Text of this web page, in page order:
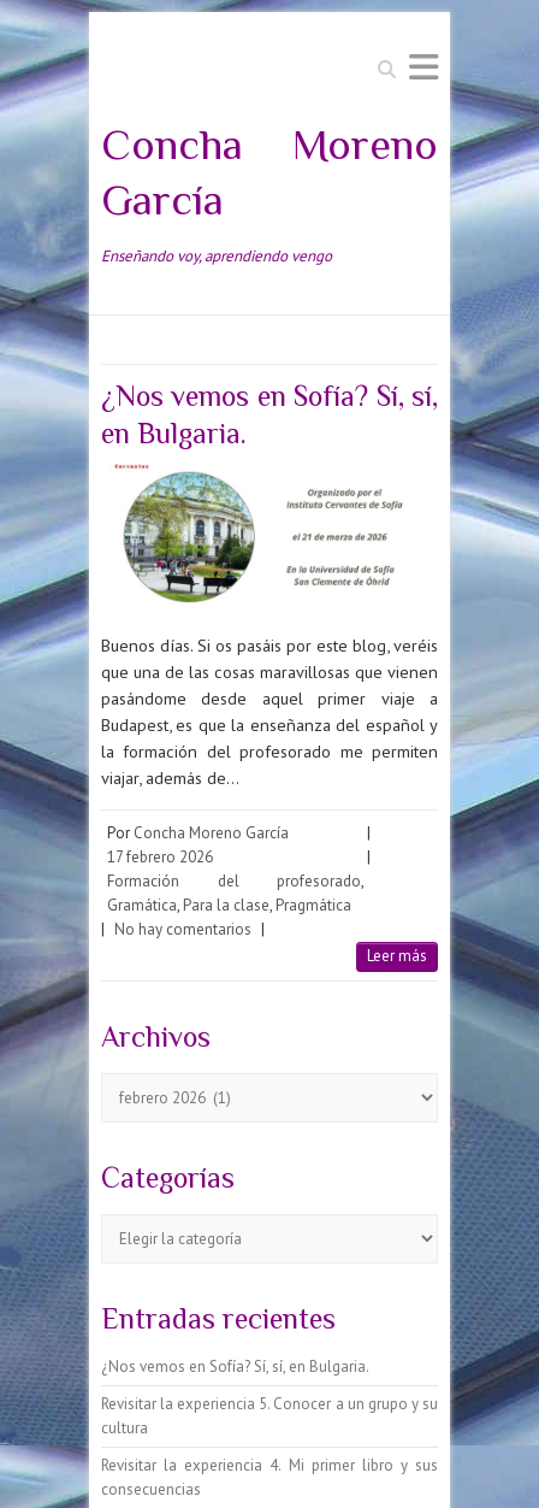
Buscar
Concha Moreno
García
Enseñando voy, aprendiendo vengo
¿Nos vemos en Sofía? Sí, sí,
en Bulgaria.
Buenos días. Si os pasáis por este blog, veréis
que una de las cosas maravillosas que vienen
pasándome desde aquel primer viaje a
Budapest, es que la enseñanza del español y
la formación del profesorado me permiten
viajar, además de…
Por Concha Moreno García
|
17 febrero 2026
|
Formación del profesorado,
Gramática, Para la clase, Pragmática
| No hay comentarios |
Leer más
Archivos
Categorías
Entradas recientes
¿Nos vemos en Sofía? Sí, sí, en Bulgaria.
Revisitar la experiencia 5. Conocer a un grupo y su
cultura
Revisitar la experiencia 4. Mi primer libro y sus
consecuencias